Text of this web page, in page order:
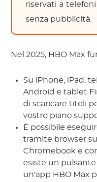
riservati a
senza pubblicità.
Nel 2025, HBO Max
Su iPhone, iPad,
Android e tablet
di scaricare titoli
vostro piano
È possibile
tramite browser
Chromebook e
esiste un
un'app HBO Max